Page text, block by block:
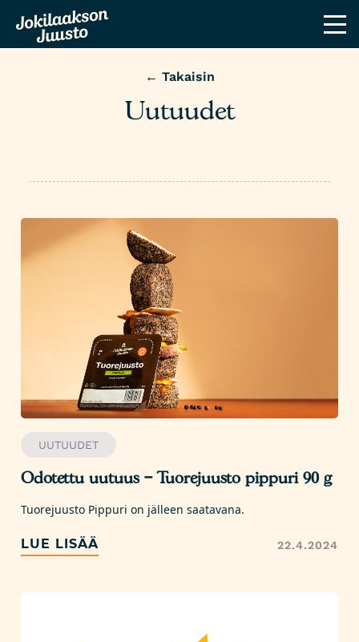
← Takaisin
Uutuudet
UUTUUDET
Odotettu uutuus – Tuorejuusto pippuri 90 g
Tuorejuusto Pippuri on jälleen saatavana.
LUE LISÄÄ 22.4.2024